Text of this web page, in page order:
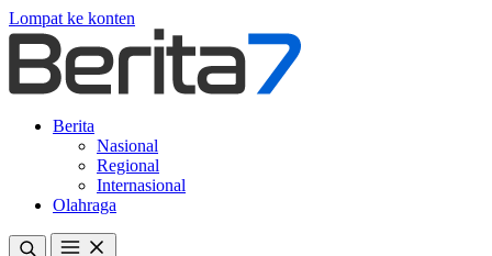
Lompat ke konten
Berita
Nasional
Regional
Internasional
Olahraga